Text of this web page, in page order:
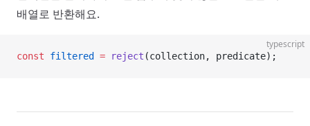
배열로 반환해요.
typescript
const filtered = reject (collection, predicate);